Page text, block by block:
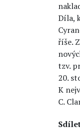
Díla,
říše.
tzv.
20.
K
C.